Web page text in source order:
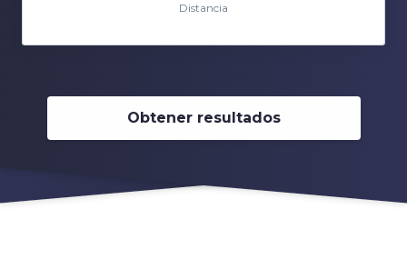
Distancia
Obtener resultados